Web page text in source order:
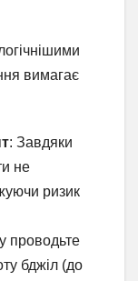
вимагає
: Завдяки
не
ризик
проводьте
бджіл (до